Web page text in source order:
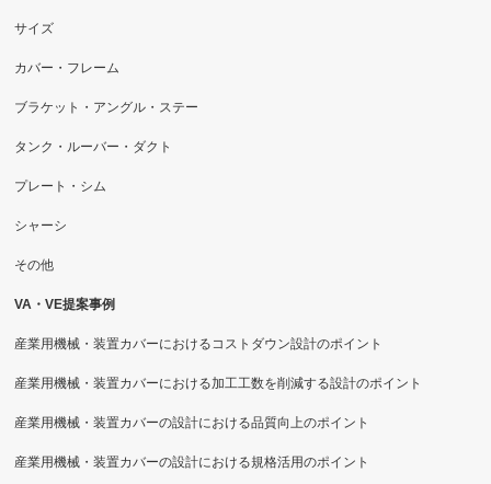
サイズ
カバー・フレーム
ブラケット・アングル・ステー
タンク・ルーバー・ダクト
プレート・シム
シャーシ
その他
VA・VE提案事例
産業用機械・装置カバーにおけるコストダウン設計のポイント
産業用機械・装置カバーにおける加工工数を削減する設計のポイント
産業用機械・装置カバーの設計における品質向上のポイント
産業用機械・装置カバーの設計における規格活用のポイント